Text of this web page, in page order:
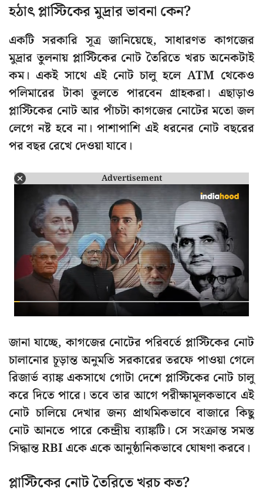
হঠাৎ প্লাস্টিকের মুদ্রার ভাবনা কেন?
একটি সরকারি সূত্র জানিয়েছে, সাধারণত কাগজের
মুদ্রার তুলনায় প্লাস্টিকের নোট তৈরিতে খরচ অনেকটাই
কম। একই সাথে এই নোট চালু হলে ATM থেকেও
পলিমারের টাকা তুলতে পারবেন গ্রাহকরা। এছাড়াও
প্লাস্টিকের নোট আর পাঁচটা কাগজের নোটের মতো জল
লেগে নষ্ট হবে না। পাশাপাশি এই ধরনের নোট বছরের
পর বছর রেখে দেওয়া যাবে।
Advertisement
জানা যাচ্ছে, কাগজের নোটের পরিবর্তে প্লাস্টিকের নোট
চালানোর চূড়ান্ত অনুমতি সরকারের তরফে পাওয়া গেলে
রিজার্ভ ব্যাঙ্ক একসাথে গোটা দেশে প্লাস্টিকের নোট চালু
করে দিতে পারে। তবে তার আগে পরীক্ষামূলকভাবে এই
নোট চালিয়ে দেখার জন্য প্রাথমিকভাবে বাজারে কিছু
নোট আনতে পারে কেন্দ্রীয় ব্যাঙ্কটি। সে সংক্রান্ত সমস্ত
সিদ্ধান্ত RBI একে একে আনুষ্ঠানিকভাবে ঘোষণা করবে।
প্লাস্টিকের নোট তৈরিতে খরচ কত?